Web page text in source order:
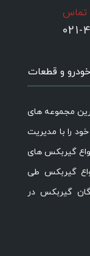
تماس
و قطعات
مجموعه های
از سال ۱۳۷۳ فعالیت خود را با مدیریت
گیربکس های
گیربکس طی
گیربکس در